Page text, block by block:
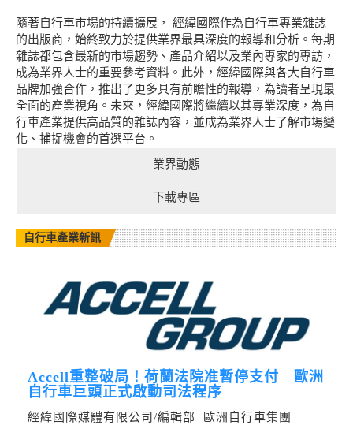
隨著自行車市場的持續擴展， 經緯國際作為自行車專業雜誌
的出版商，始終致力於提供業界最具深度的報導和分析。每期
雜誌都包含最新的市場趨勢、產品介紹以及業內專家的專訪，
成為業界人士的重要參考資料。此外，經緯國際與各大自行車
品牌加強合作，推出了更多具有前瞻性的報導，為讀者呈現最
全面的產業視角。未來，經緯國際將繼續以其專業深度，為自
行車產業提供高品質的雜誌內容，並成為業界人士了解市場變
化、捕捉機會的首選平台。
業界動態
下載專區
自行車產業新訊
Accell重整破局！荷蘭法院准暫停支付 歐洲
自行車巨頭正式啟動司法程序
經緯國際媒體有限公司/編輯部 歐洲自行車集團